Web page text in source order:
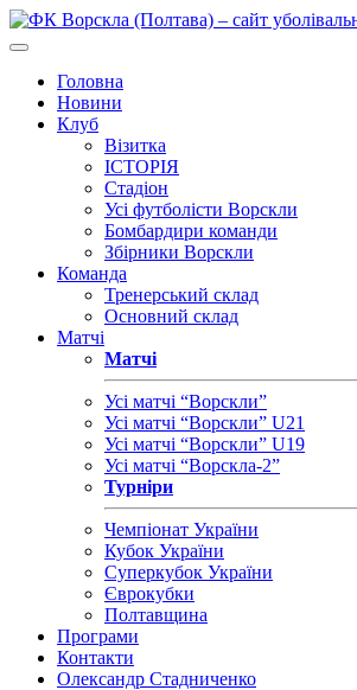
Головна
Новини
Клуб
Візитка
ІСТОРІЯ
Стадіон
Усі футболісти Ворскли
Бомбардири команди
Збірники Ворскли
Команда
Тренерський склад
Основний склад
Матчі
Матчі
Усі матчі “Ворскли”
Усі матчі “Ворскли” U21
Усі матчі “Ворскли” U19
Усі матчі “Ворскла-2”
Турніри
Чемпіонат України
Кубок України
Суперкубок України
Єврокубки
Полтавщина
Програми
Контакти
Олександр Стадниченко